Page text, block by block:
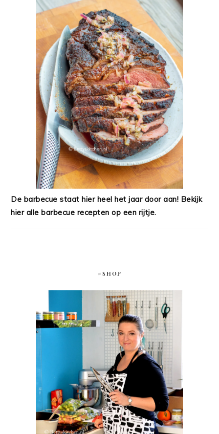
De barbecue staat hier heel het jaar door aan! Bekijk
hier alle barbecue recepten op een rijtje.
#SHOP